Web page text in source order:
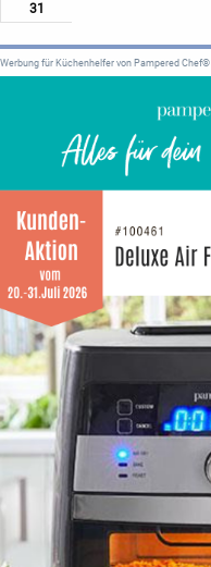
31
Werbung für Küchenhelfer von Pampered Chef®